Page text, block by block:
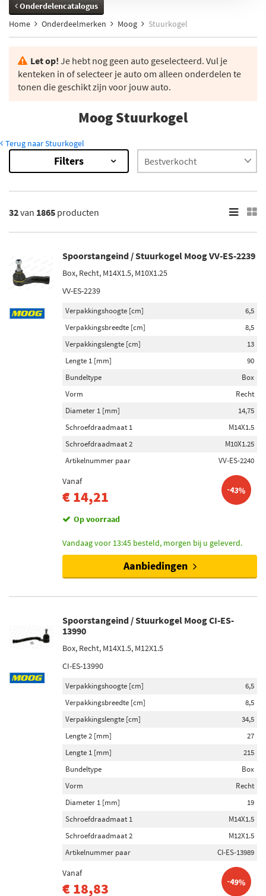
Onderdelencatalogus
Home
Onderdeelmerken Moog Stuurkogel
Let op! Je hebt nog geen auto geselecteerd. Vul je
kenteken in of selecteer je auto om alleen onderdelen te
tonen die geschikt zijn voor jouw auto.
Moog Stuurkogel
Terug naar Stuurkogel
Resultaten
×
Spoorstangeind / Stuurkogel (1864)
Kogelgewricht verstevigingsstang (1)
Inbouwplaats
Buiten (161)
Vooras rechts (128)
Vooras links (122)
Stang / steunbalk
Duwstang (163)
Voor koppelstang (36)
Koppelstang (24)
Voeringsstang (8)
Voor duwstang (6)
Niet op voorraad (996)
Op voorraad (869)
Filters
32van 1865 producten
Spoorstangeind / Stuurkogel Moog VV-ES-2239
Box, Recht, M14X1.5, M10X1.25
VV-ES-2239
Verpakkingshoogte [cm]
6,5
Verpakkingsbreedte [cm]
8,5
Verpakkingslengte [cm]
13
Lengte 1 [mm]
90
Bundeltype
Box
Vorm
Recht
Diameter 1 [mm]
14,75
Schroefdraadmaat 1
M14X1.5
Schroefdraadmaat 2
M10X1.25
Artikelnummer paar
VV-ES-2240
Vanaf
€ 14,21 -43%
Op voorraad
Vandaag voor 13:45 besteld, morgen bij u geleverd.
Aanbiedingen
Spoorstangeind / Stuurkogel Moog CI-ES-
13990
Box, Recht, M14X1.5, M12X1.5
CI-ES-13990
Verpakkingshoogte [cm]
6,5
Verpakkingsbreedte [cm]
8,5
Verpakkingslengte [cm]
34,5
Lengte 2 [mm]
27
Lengte 1 [mm]
215
Bundeltype
Box
Vorm
Recht
Diameter 1 [mm]
19
Schroefdraadmaat 1
M14X1.5
Schroefdraadmaat 2
M12X1.5
Artikelnummer paar
CI-ES-13989
Vanaf
€ 18,83 -49%